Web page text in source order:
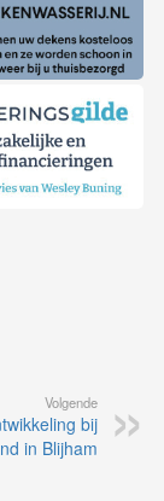
Volgende
bij
in Blijham